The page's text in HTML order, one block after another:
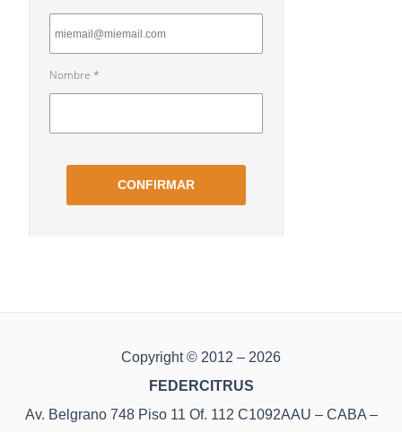
Copyright © 2012 – 2026
FEDERCITRUS
Av. Belgrano 748 Piso 11 Of. 112 C1092AAU – CABA –